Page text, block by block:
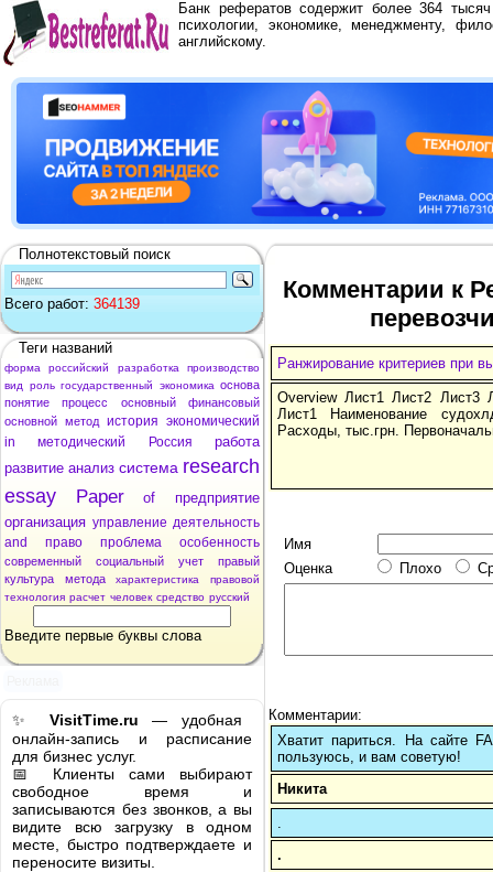
Банк рефератов содержит более 364
психологии, экономике, менеджменту,
английскому.
Полнотекстовый поиск
Всего работ: 364139
Теги названий
форма российский разработка
производство
вид
роль государственный экономика основа
понятие
процесс основный
финансовый
основной метод история экономический
in
методический Россия
работа
развитие анализ система research
essay
Paper of
предприятие
организация управление деятельность
and
право проблема особенность
современный социальный учет
правый
культура
метода характеристика
правовой
технология расчет человек средство русский
Введите первые буквы слова
✨ VisitTime.ru — удобная
онлайн-запись и расписание
для бизнес услуг.
📅 Клиенты сами выбирают
свободное время и
записываются без звонков, а вы
видите всю загрузку в одном
месте, быстро подтверждаете и
переносите визиты.
Комментарии к
Ранжирование критериев при
Overview Лист1 Лист2 Лист3
Лист1 Наименование
Расходы, тыс.грн.
Имя
Оценка
Плохо
Комментарии:
Хватит париться. На сайте
пользуюсь, и вам советую!
Никита
.